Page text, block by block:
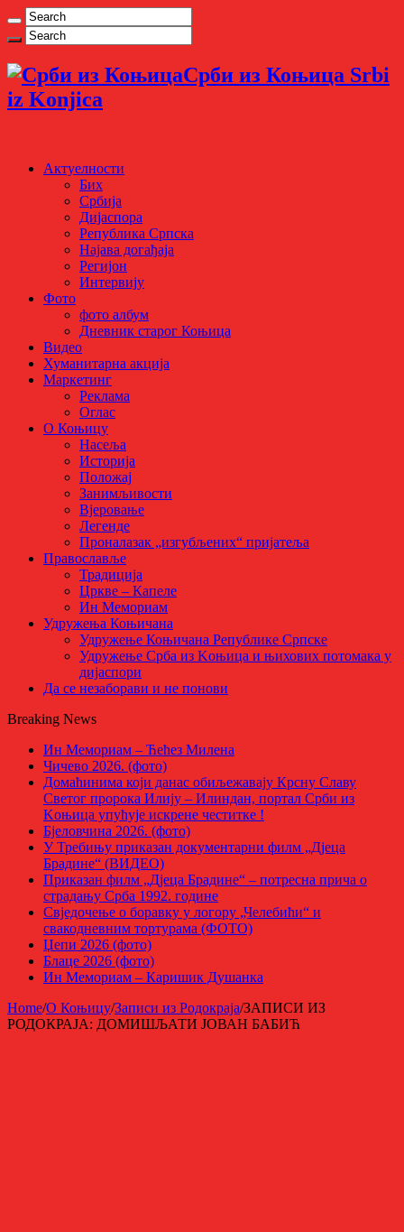
Срби из Коњица Srbi
iz Konjica
Актуелности
Бих
Србија
Дијаспора
Република Српска
Најава догађаја
Регијон
Интервију
Фото
фото албум
Дневник старог Коњица
Видео
Хуманитарна акција
Маркетинг
Реклама
Оглас
О Коњицу
Насеља
Историја
Положај
Занимљивости
Вјеровање
Легенде
Проналазак „изгубљених“ пријатеља
Православље
Традиција
Цркве – Капеле
Ин Мемориам
Удружења Коњичана
Удружење Коњичана Републике Српске
Удружење Срба из Kоњица и њихових потомака у
дијаспори
Да се незаборави и не понови
Breaking News
Ин Мемориам – Ћећез Милена
Чичево 2026. (фото)
Домаћинима који данас обиљежавају Крсну Славу
Светог пророка Илију – Илиндан, портал Срби из
Kоњица упућује искрене честитке !
Бјеловчина 2026. (фото)
У Требињу приказан документарни филм „Дјеца
Брадине“ (ВИДЕО)
Приказан филм „Дјеца Брадине“ – потресна прича о
страдању Срба 1992. године
Свједочење о боравку у логору „Челебићи“ и
свакодневним тортурама (ФОТО)
Џепи 2026 (фото)
Блаце 2026 (фото)
Ин Мемориам – Каришик Душанка
Home/О Коњицу/Записи из Родoкраја/ЗАПИСИ ИЗ
РОДОКРАЈА: ДОМИШЉАТИ ЈОВАН БАБИЋ